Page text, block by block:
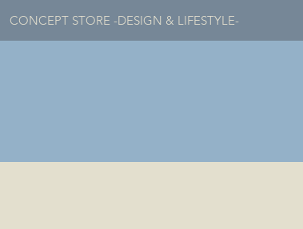
CONCEPT STORE -DESIGN & LIFESTYLE-